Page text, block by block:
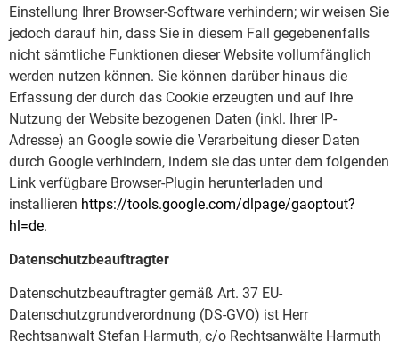
Einstellung Ihrer Browser-Software verhindern; wir weisen Sie
jedoch darauf hin, dass Sie in diesem Fall gegebenenfalls
nicht sämtliche Funktionen dieser Website vollumfänglich
werden nutzen können. Sie können darüber hinaus die
Erfassung der durch das Cookie erzeugten und auf Ihre
Nutzung der Website bezogenen Daten (inkl. Ihrer IP-
Adresse) an Google sowie die Verarbeitung dieser Daten
durch Google verhindern, indem sie das unter dem folgenden
Link verfügbare Browser-Plugin herunterladen und
installieren https://tools.google.com/dlpage/gaoptout?
hl=de.
Datenschutzbeauftragter
Datenschutzbeauftragter gemäß Art. 37 EU-
Datenschutzgrundverordnung (DS-GVO) ist Herr
Rechtsanwalt Stefan Harmuth, c/o Rechtsanwälte Harmuth